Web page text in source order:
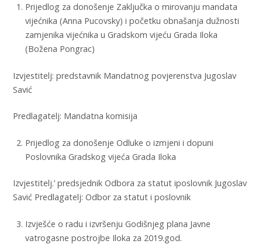
Prijedlog za donošenje Zaključka o mirovanju mandata
vijećnika (Anna Pucovsky) i početku obnašanja dužnosti
zamjenika vijećnika u Gradskom vijeću Grada Iloka
(Božena Pongrac)
Izvjestitelj: predstavnik Mandatnog povjerenstva Jugoslav
Savić
Predlagatelj: Mandatna komisija
Prijedlog za donošenje Odluke o izmjeni i dopuni
Poslovnika Gradskog vijeća Grada Iloka
Izvjestitelj.’ predsjednik Odbora za statut iposlovnik Jugoslav
Savić Predlagatelj: Odbor za statut i poslovnik
Izvješće o radu i izvršenju Godišnjeg plana Javne
vatrogasne postrojbe Iloka za 2019.god.